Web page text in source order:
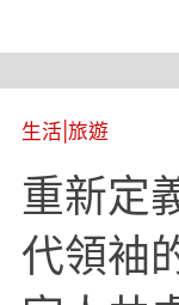
生活 旅遊
重新定
代領袖